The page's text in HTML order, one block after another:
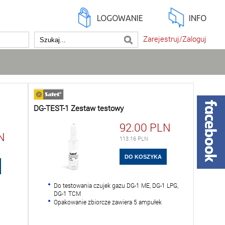
LOGOWANIE INFO
Zarejestruj/Zaloguj
DG-TEST-1 Zestaw testowy
92.00 PLN
113.16 PLN
Do testowania czujek gazu DG-1 ME, DG-1 LPG,
DG-1 TCM
Opakowanie zbiorcze zawiera 5 ampułek